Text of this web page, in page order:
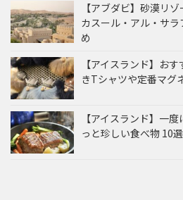
【アブダビ】砂漠リ
カスール・アル・サ
め
【アイスランド】お
きTシャツや定番マグ
【アイスランド】一
っと珍しい食べ物 10